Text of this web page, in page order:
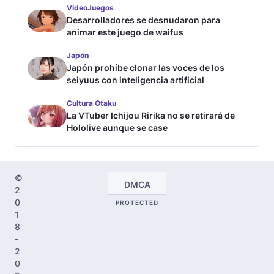
VideoJuegos
Desarrolladores se desnudaron para
animar este juego de waifus
Japón
Japón prohíbe clonar las voces de los
seiyuus con inteligencia artificial
Cultura Otaku
La VTuber Ichijou Ririka no se retirará de
Hololive aunque se case
©
2
0
1
8
-
2
0
DMCA
PROTECTED